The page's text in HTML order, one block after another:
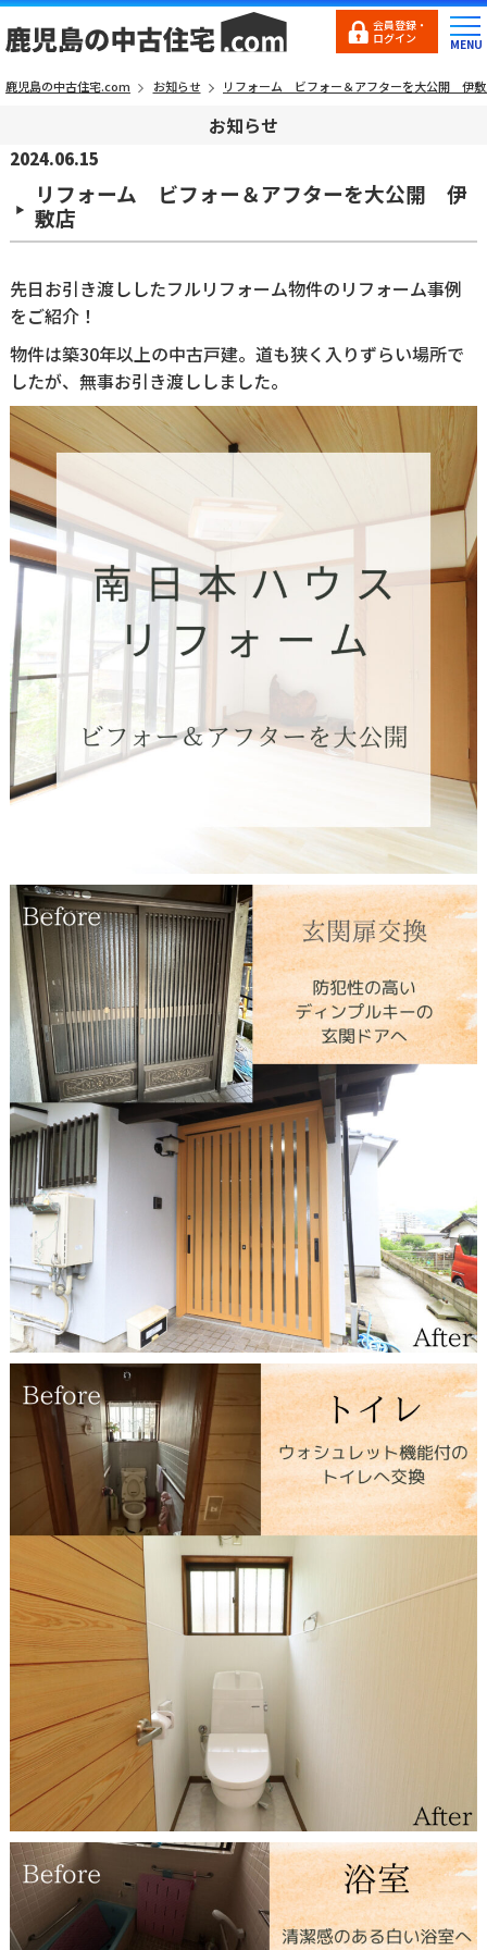
会員登録・
ログイン
鹿児島の中古住宅.com お知らせ リフォーム ビフォー＆アフターを大公開 伊
お知らせ
2024.06.15
リフォーム ビフォー＆アフターを大公開 伊
敷店
先日お引き渡ししたフルリフォーム物件のリフォーム事例
をご紹介！
物件は築30年以上の中古戸建。道も狭く入りずらい場所で
したが、無事お引き渡ししました。